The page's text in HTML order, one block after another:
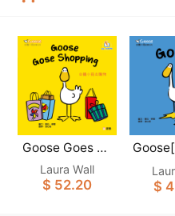
Goose Goes Sh
opping [Goose
白鵝小菇故事系
列](新雅‧點讀樂
Laura Wall
$ 52.20
鵝小
(新雅‧
$